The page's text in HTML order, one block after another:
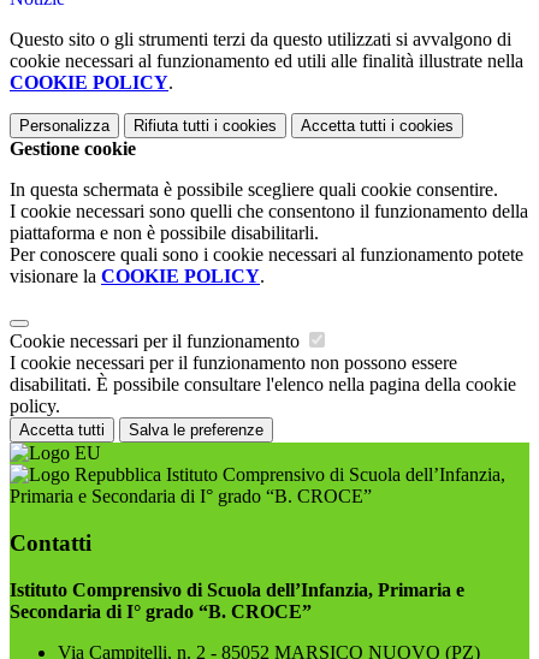
Questo sito o gli strumenti terzi da questo utilizzati si avvalgono di
cookie necessari al funzionamento ed utili alle finalità illustrate nella
COOKIE POLICY.
Personalizza Rifiuta tutti i cookies Accetta tutti i cookies
Gestione cookie
In questa schermata è possibile scegliere quali cookie consentire.
I cookie necessari sono quelli che consentono il funzionamento della
piattaforma e non è possibile disabilitarli.
Per conoscere quali sono i cookie necessari al funzionamento potete
visionare la COOKIE POLICY.
Cookie necessari per il funzionamento
I cookie necessari per il funzionamento non possono essere
disabilitati. È possibile consultare l'elenco nella pagina della cookie
policy.
Accetta tutti Salva le preferenze
Istituto Comprensivo di Scuola dell’Infanzia,
Primaria e Secondaria di I° grado “B. CROCE”
Contatti
Istituto Comprensivo di Scuola dell’Infanzia, Primaria e
Secondaria di I° grado “B. CROCE”
Via Campitelli, n. 2 - 85052 MARSICO NUOVO (PZ)